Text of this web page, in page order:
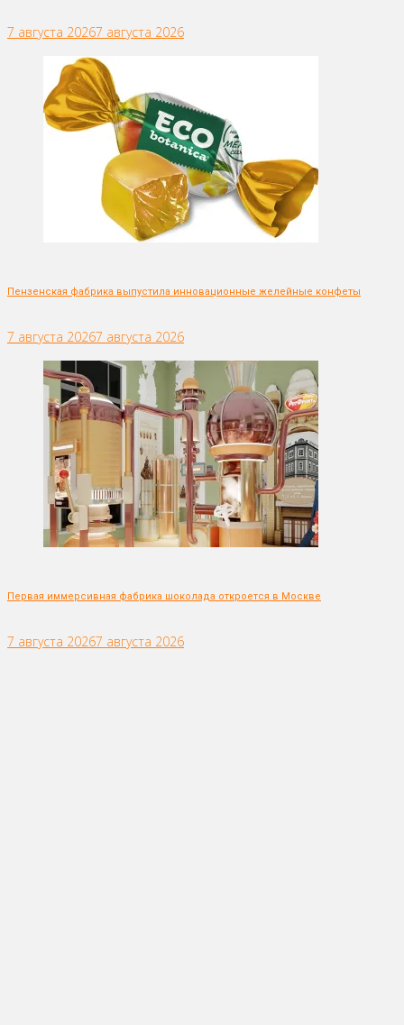
7 августа 20267 августа 2026
Пензенская фабрика выпустила инновационные желейные конфеты
7 августа 20267 августа 2026
Первая иммерсивная фабрика шоколада откроется в Москве
7 августа 20267 августа 2026